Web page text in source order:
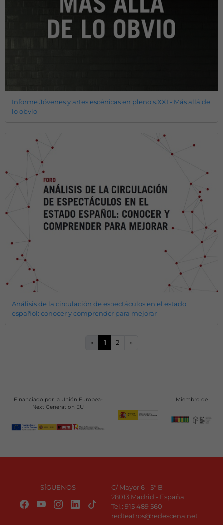
Informe Jóvenes y artes escénicas en pleno s.XXI - Más allá de
lo obvio
Análisis de la circulación de espectáculos en el estado
español: conocer y comprender para mejorar
« 1 2 »
Financiado por la Unión Europea-
Next Generation EU
Miembro de
SÍGUENOS
C/ Mayor 6 - 5º B
28013 Madrid - España
Tel.: 915 489 560
redteatros@redescena.net